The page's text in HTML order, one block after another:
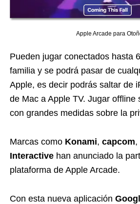
Apple Arcade para
Pueden jugar conectados hasta
familia y se podrá pasar de
Apple, es decir podrás saltar de
de Mac a Apple TV. Jugar offline
con grandes medidas sobre la
Marcas como Konami, capcom,
Interactive han anunciado la
plataforma de Apple Arcade.
Con esta nueva aplicación